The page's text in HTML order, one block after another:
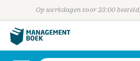
Op werkdagen voor 23:00